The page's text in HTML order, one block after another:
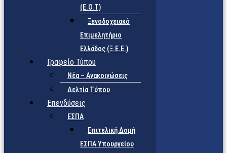
(Ε.Ο.Τ)
Ξενοδοχειακό
Επιμελητήριο
Ελλάδος (Ξ.Ε.Ε.)
Γραφείο Τύπου
Νέα – Ανακοινώσεις
Δελτία Τύπου
Επενδύσεις
ΕΣΠΑ
Επιτελική Δομή
ΕΣΠΑ Υπουργείου